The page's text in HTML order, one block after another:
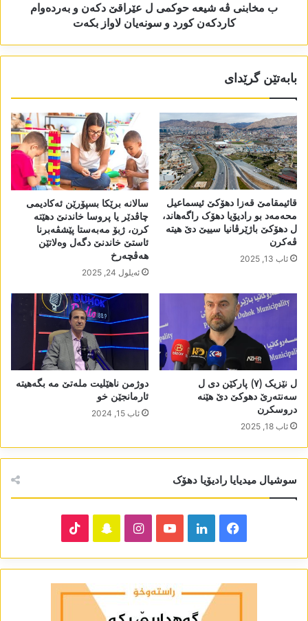
ب مخابنی ڤە شیعە حوکمی ل عێراقێ دکەن و بەردەوام
کاردکەن کورد و سونەیان لاواز بکەت
بابەتێن گرێدای
قائیمقامێ قەزا دھۆکێ ئیسماعیل
محەمەد بو رادیۆیا دھۆک راگەھاند،
ل دھۆکێ باژێرڤانیا سییێ دێ ھیتە
ڤەکرن
ئاب 13, 2025
سالانە برێکا بسپۆرێن ئەکادیمی
چاڤدێر یا پروسا خاندنێ دھێتە
کرن، ژبۆ مەبەستا پێشڤەبرنا
ئاستێ خاندنێ دگەل وەلاتێن
ھەڤچەرخ
ئه‌یلول 24, 2025
ل نێزیک (٧) پارکێن دی ل
سەنتەرێ دھوکێ دێ ھێنە
دروسکرن
ئاب 18, 2025
دوژمن ناھێلیت ملەتێ مە بگەھیتە
ئارمانجێن خو
ئاب 15, 2024
سوشیال میدیایا رادیۆیا دھۆک
Facebook
LinkedIn
YouTube
Instagram
Snapchat